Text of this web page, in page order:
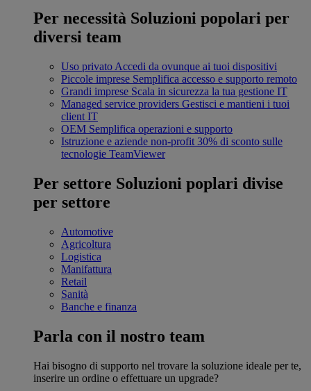
Per necessità Soluzioni popolari per
diversi team
Uso privato Accedi da ovunque ai tuoi dispositivi
Piccole imprese Semplifica accesso e supporto remoto
Grandi imprese Scala in sicurezza la tua gestione IT
Managed service providers Gestisci e mantieni i tuoi
client IT
OEM Semplifica operazioni e supporto
Istruzione e aziende non-profit 30% di sconto sulle
tecnologie TeamViewer
Per settore Soluzioni poplari divise
per settore
Automotive
Agricoltura
Logistica
Manifattura
Retail
Sanità
Banche e finanza
Parla con il nostro team
Hai bisogno di supporto nel trovare la soluzione ideale per te,
inserire un ordine o effettuare un upgrade?